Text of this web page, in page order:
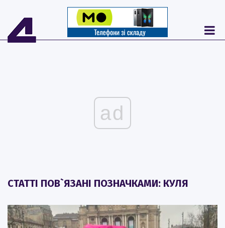
ad
СТАТТІ ПОВ`ЯЗАНІ ПОЗНАЧКАМИ: КУЛЯ